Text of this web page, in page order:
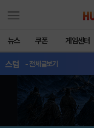
뉴스 쿠폰 게임센터
스텀 - 전체글보기